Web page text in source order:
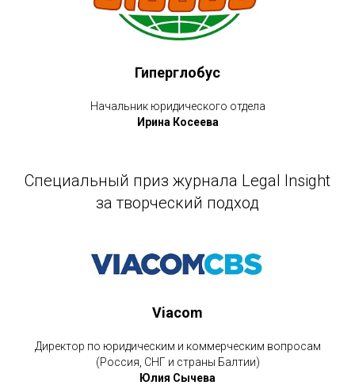
Гиперглобус
Начальник юридического отдела
Ирина Косеева
Специальный приз журнала Legal Insight
за творческий подход
Viacom
Директор по юридическим и коммерческим вопросам
(Россия, СНГ и страны Балтии)
Юлия Сычева